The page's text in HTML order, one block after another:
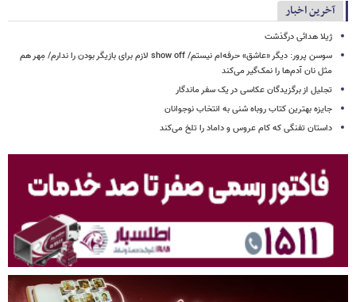
آخرین اخبار
ژیلا هدائی درگذشت
سوسن پرور: دیگر «عاشق» حرفه‌ام نیستم/ show off لازم برای بازیگر بودن را ندارم/ مِهر هم
مثل نان آدم‌ها را نمک‌گیر می‌کند
تجلیل از برگزیدگان عکاسی در یک سفر ماندگار
جایزه بهترین کتاب روباه شنی به انتخاب نوجوانان
داستان تفنگی که کام عروس و داماد را تلخ می‌کند